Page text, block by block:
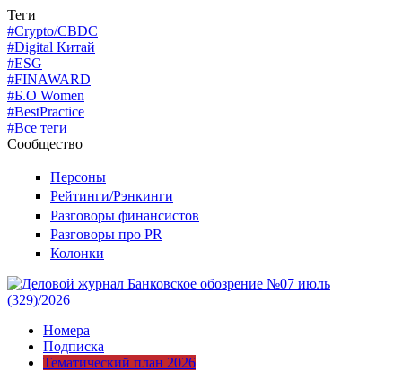
Теги
#Crypto/CBDC
#Digital Китай
#ESG
#FINAWARD
#Б.О Women
#BestPractice
#Все теги
Сообщество
Персоны
Рейтинги/Рэнкинги
Разговоры финансистов
Разговоры про PR
Колонки
Номера
Подписка
Тематический план 2026